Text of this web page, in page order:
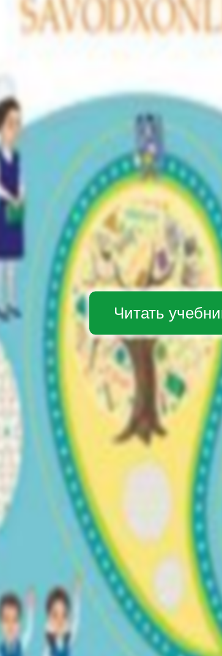
Читать